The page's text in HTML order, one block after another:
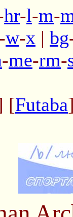
hr-l-m-
-w-x | bg
-me-rm-
[Futaba